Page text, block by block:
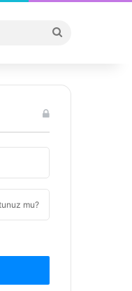
...
mu?